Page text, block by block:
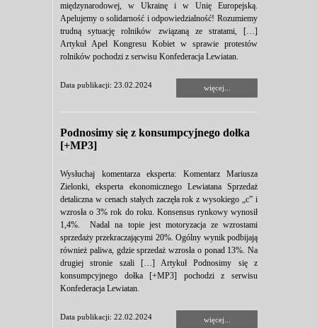
międzynarodowej, w Ukrainę i w Unię Europejską.
Apelujemy o solidarność i odpowiedzialność! Rozumiemy
trudną sytuację rolników związaną ze stratami, […]
Artykuł Apel Kongresu Kobiet w sprawie protestów
rolników pochodzi z serwisu Konfederacja Lewiatan.
Data publikacji: 23.02.2024 więcej...
Podnosimy się z konsumpcyjnego dołka
[+MP3]
Wysłuchaj komentarza eksperta: Komentarz Mariusza
Zielonki, eksperta ekonomicznego Lewiatana Sprzedaż
detaliczna w cenach stałych zaczęła rok z wysokiego „c” i
wzrosła o 3% rok do roku. Konsensus rynkowy wynosił
1,4%. Nadal na topie jest motoryzacja ze wzrostami
sprzedaży przekraczającymi 20%. Ogólny wynik podbijają
również paliwa, gdzie sprzedaż wzrosła o ponad 13%. Na
drugiej stronie szali […] Artykuł Podnosimy się z
konsumpcyjnego dołka [+MP3] pochodzi z serwisu
Konfederacja Lewiatan.
Data publikacji: 22.02.2024 więcej...